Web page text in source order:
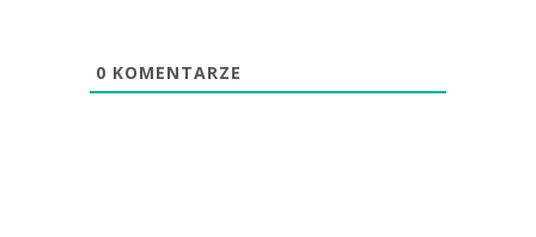
0 KOMENTARZE